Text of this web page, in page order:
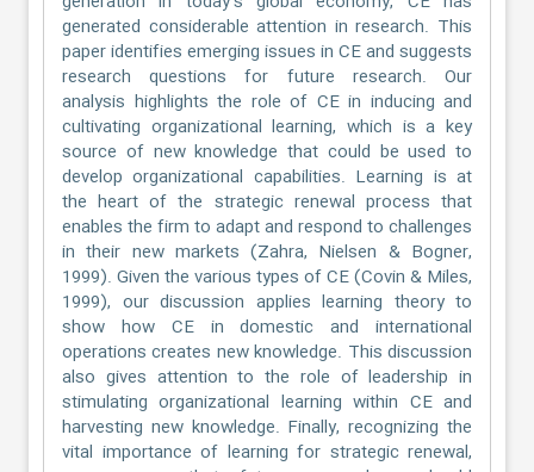
generated considerable attention in research. This
paper identifies emerging issues in CE and suggests
research questions for future research. Our
analysis highlights the role of CE in inducing and
cultivating organizational learning, which is a key
source of new knowledge that could be used to
develop organizational capabilities. Learning is at
the heart of the strategic renewal process that
enables the firm to adapt and respond to challenges
in their new markets (Zahra, Nielsen & Bogner,
1999). Given the various types of CE (Covin & Miles,
1999), our discussion applies learning theory to
show how CE in domestic and international
operations creates new knowledge. This discussion
also gives attention to the role of leadership in
stimulating organizational learning within CE and
harvesting new knowledge. Finally, recognizing the
vital importance of learning for strategic renewal,